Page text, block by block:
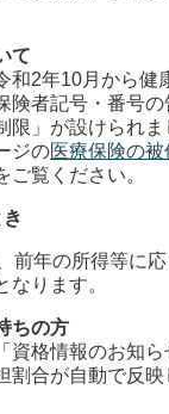
て
和2年10月から健
険者記号・番号
限」が設けられま
ジの医療保険の
ご覧ください。
前年の所得等に
なります。
ちの方
資格情報のお知ら
割合が自動で反